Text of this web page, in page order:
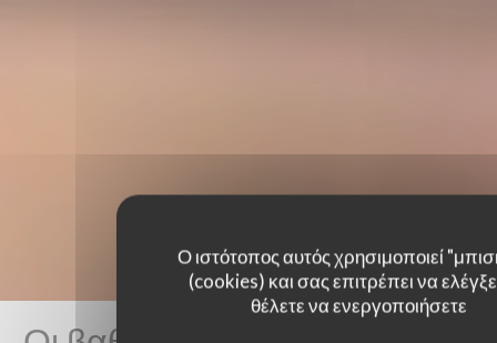
Ο ιστότοπος αυτός χρησιμοποιεί
(cookies) και σας επιτρέπει να
θέλετε να ενεργοποιήσετε